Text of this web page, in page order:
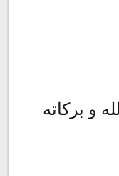
و بركاته